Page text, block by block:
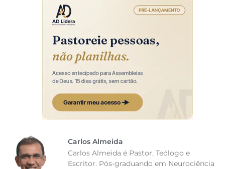
Carlos Almeida
Carlos Almeida é Pastor, Teólogo e
Escritor. Pós-graduando em Neurociência